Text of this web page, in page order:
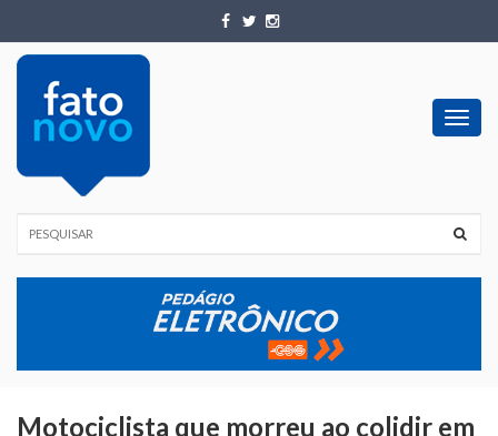
Motociclista que morreu ao colidir em